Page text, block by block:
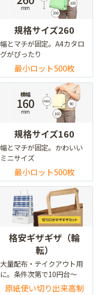
規格サイズ260
幅とマチが固定。A4カタロ
グがぴったり
最小ロット500枚
規格サイズ160
幅とマチが固定。かわいい
ミニサイズ
最小ロット500枚
格安ギザギザ（輪
転）
大量配布・テイクアウト用
に。条件次第で10円台～
原紙使い切り出来高制